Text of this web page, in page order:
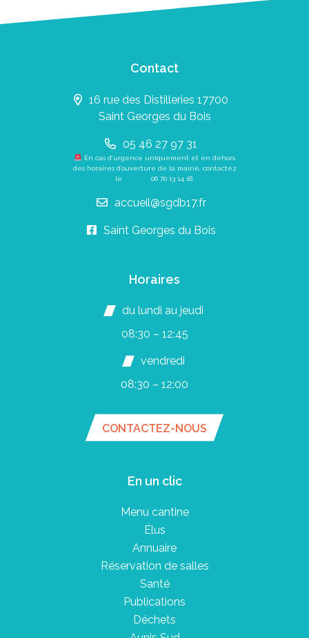
Contact
16 rue des Distilleries 17700
Saint Georges du Bois
05 46 27 97 31
En cas d’urgence uniquement et en dehors
des horaires d’ouverture de la mairie, contactez
le 06 70 13 14 18
accueil@sgdb17.fr
Saint Georges du Bois
Horaires
du lundi au jeudi
08:30 – 12:45
vendredi
08:30 – 12:00
CONTACTEZ-NOUS
En un clic
Menu cantine
Élus
Annuaire
Réservation de salles
Santé
Publications
Déchets